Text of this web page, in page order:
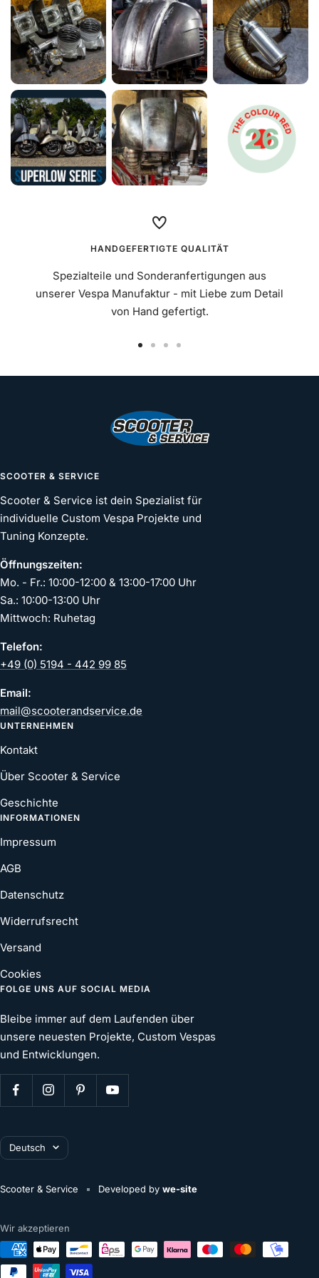
Schlauch Continental 10D, Ventil 90°
Mehr erfahren
€9,90
HANDGEFERTIGTE QUALITÄT
Spezialteile und Sonderanfertigungen aus
unserer Vespa Manufaktur - mit Liebe zum Detail
von Hand gefertigt.
SCOOTER & SERVICE
Scooter & Service ist dein Spezialist für
individuelle Custom Vespa Projekte und
Tuning Konzepte.
Öffnungszeiten:
Mo. - Fr.: 10:00-12:00 & 13:00-17:00 Uhr
Sa.: 10:00-13:00 Uhr
Mittwoch: Ruhetag
Telefon:
+49 (0) 5194 - 442 99 85
Email:
mail@scooterandservice.de
UNTERNEHMEN
Kontakt
Über Scooter & Service
Geschichte
INFORMATIONEN
Impressum
AGB
Datenschutz
Widerrufsrecht
Versand
Cookies
FOLGE UNS AUF SOCIAL MEDIA
Bleibe immer auf dem Laufenden über
unsere neuesten Projekte, Custom Vespas
und Entwicklungen.
Sprache
Deutsch
Scooter & Service Developed by we-site
Wir akzeptieren
deine aktuelle Auswahl:€0,00